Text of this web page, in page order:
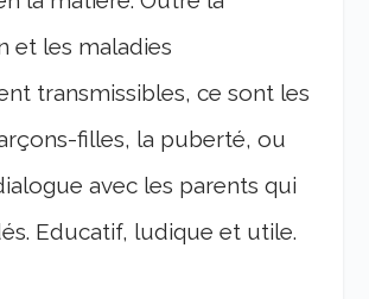
et les maladies
transmissibles, ce sont les
filles, la puberté, ou
avec les parents qui
Educatif, ludique et utile.